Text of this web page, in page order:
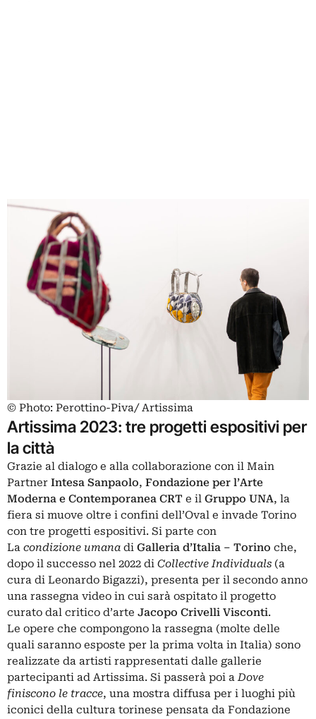
© Photo: Perottino-Piva/ Artissima
Artissima 2023: tre progetti espositivi per
la città
Grazie al dialogo e alla collaborazione con il Main
Partner Intesa Sanpaolo, Fondazione per l’Arte
Moderna e Contemporanea CRT e il Gruppo UNA, la
fiera si muove oltre i confini dell’Oval e invade Torino
con tre progetti espositivi. Si parte con
La condizione umana di Galleria d’Italia – Torino che,
dopo il successo nel 2022 di Collective Individuals (a
cura di Leonardo Bigazzi), presenta per il secondo anno
una rassegna video in cui sarà ospitato il progetto
curato dal critico d’arte Jacopo Crivelli Visconti.
Le opere che compongono la rassegna (molte delle
quali saranno esposte per la prima volta in Italia) sono
realizzate da artisti rappresentati dalle gallerie
partecipanti ad Artissima. Si passerà poi aDove
finiscono le tracce, una mostra diffusa per i luoghi più
iconici della cultura torinese pensata da Fondazione